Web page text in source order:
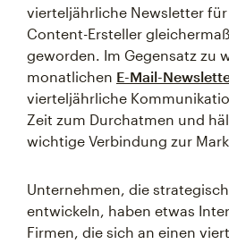
vierteljährliche Newsletter
Content-Ersteller
geworden. Im Gegensatz zu
monatlichen E-Mail-
vierteljährliche
Zeit zum Durchatmen und
wichtige Verbindung zur
Unternehmen, die
entwickeln, haben etwas
Firmen, die sich an einen